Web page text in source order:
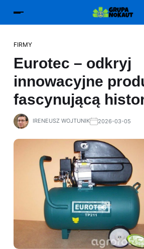
FIRMY
Eurotec – odkryj
innowacyjne
fascynującą
IRENEUSZ WOJTUNIK 2026-03-05